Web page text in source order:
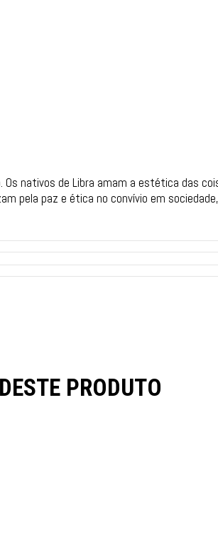
nativos de Libra amam a estética das
pela paz e ética no convívio em
PRODUTO